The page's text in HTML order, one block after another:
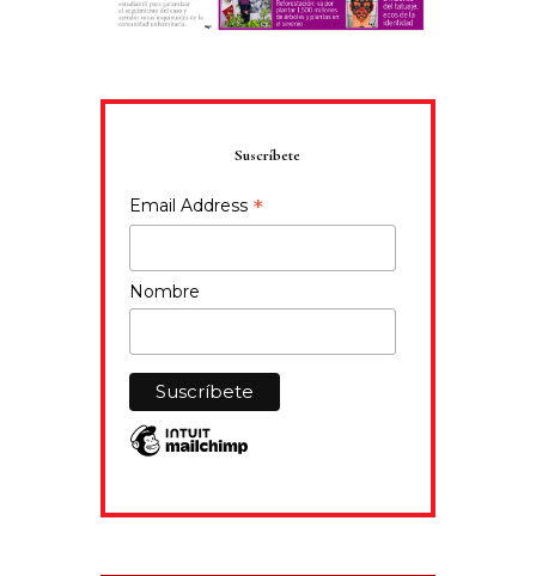
Suscríbete
Email Address *
Nombre